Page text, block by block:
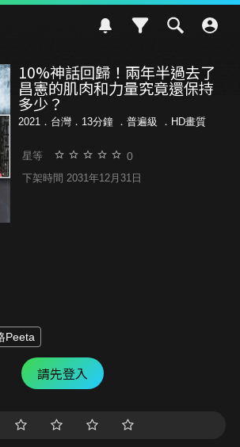
10%神話回歸！兩年半過去了
昌憲的肌肉和力量究竟還保持
多少？
2021．台灣．13分鐘 ． 普遍級 ．HD畫質
星等 0
下架時間 2031年12月31日
Peeta
請先登入